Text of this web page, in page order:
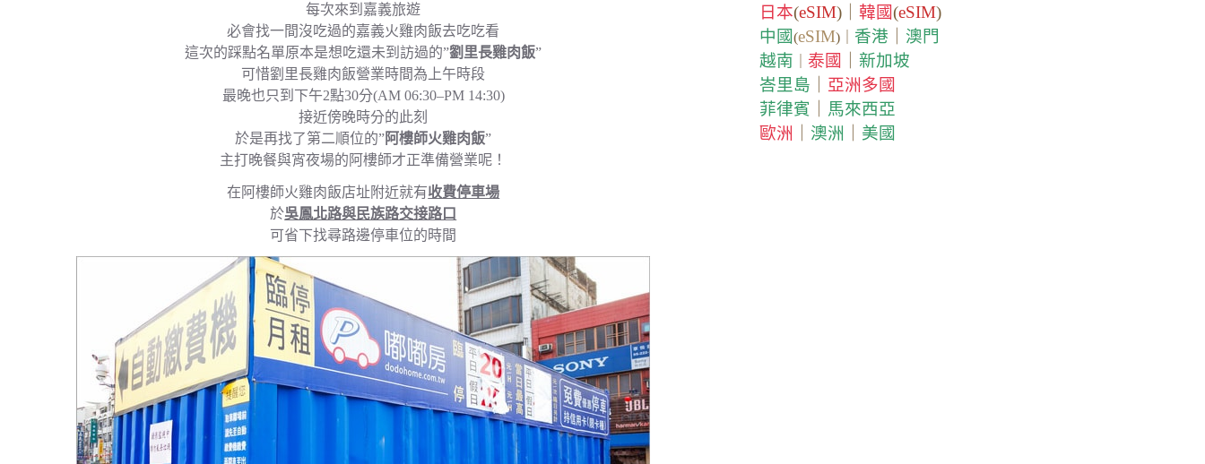
每次來到嘉義旅遊
必會找一間沒吃過的嘉義火雞肉飯去吃吃看
這次的踩點名單原本是想吃還未到訪過的”劉里長雞肉飯”
可惜劉里長雞肉飯營業時間為上午時段
最晚也只到下午2點30分(AM 06:30–PM 14:30)
接近傍晚時分的此刻
於是再找了第二順位的”阿樓師火雞肉飯”
主打晚餐與宵夜場的阿樓師才正準備營業呢！
在阿樓師火雞肉飯店址附近就有收費停車場
於吳鳳北路與民族路交接路口
可省下找尋路邊停車位的時間
日本(eSIM)｜ 韓國(eSIM)
中國(eSIM)｜ 香港
澳門
越南
泰國
新加坡
峇里島
亞洲多國
菲律賓
馬來西亞
歐洲
澳洲 美國